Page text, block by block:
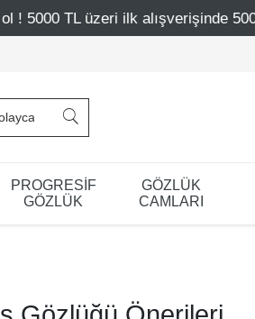
ilk alışverişinde 500 TL indirim
PROGRESİF
GÖZLÜK
GÖZLÜK
CAMLARI